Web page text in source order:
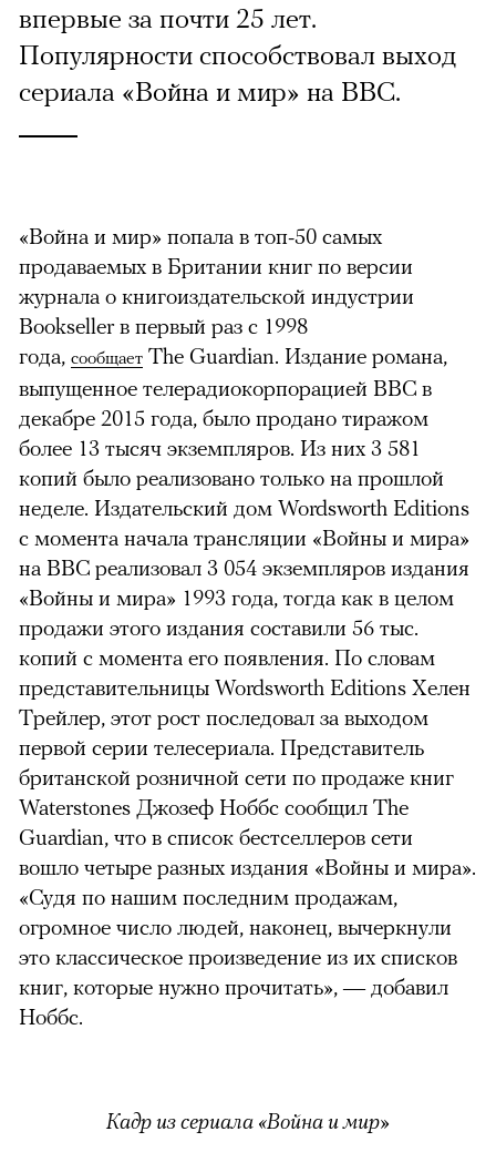
впервые за почти 25 лет.
Популярности способствовал выход
сериала «Война и мир» на BBC.
«Война и мир» попала в топ-50 самых
продаваемых в Британии книг по версии
журнала о книгоиздательской индустрии
Bookseller в первый раз с 1998
года, сообщает The Guardian. Издание романа,
выпущенное телерадиокорпорацией BBC в
декабре 2015 года, было продано тиражом
более 13 тысяч экземпляров. Из них 3 581
копий было реализовано только на прошлой
неделе. Издательский дом Wordsworth Editions
с момента начала трансляции «Войны и мира»
на BBC реализовал 3 054 экземпляров издания
«Войны и мира» 1993 года, тогда как в целом
продажи этого издания составили 56 тыс.
копий с момента его появления. По словам
представительницы Wordsworth Editions Хелен
Трейлер, этот рост последовал за выходом
первой серии телесериала. Представитель
британской розничной сети по продаже книг
Waterstones Джозеф Ноббс сообщил The
Guardian, что в список бестселлеров сети
вошло четыре разных издания «Войны и мира».
«Судя по нашим последним продажам,
огромное число людей, наконец, вычеркнули
это классическое произведение из их списков
книг, которые нужно прочитать», — добавил
Ноббс.
Кадр из сериала «Война и мир»